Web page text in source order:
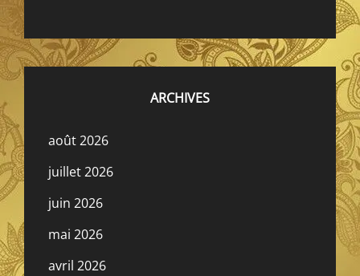
ARCHIVES
août 2026
juillet 2026
juin 2026
mai 2026
avril 2026